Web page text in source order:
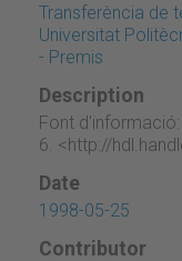
Transferència de
Universitat
- Premis
Description
Font
6. <http://
Date
1998-05-25
Contributor